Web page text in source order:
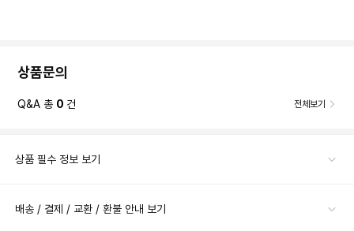
상품문의
Q&A 총 0 건 전체보기
상품 필수 정보 보기
배송 / 결제 / 교환 / 환불 안내 보기